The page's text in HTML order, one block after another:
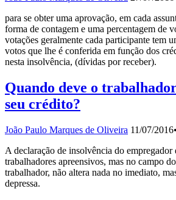
para se obter uma aprovação, em cada
forma de contagem e uma percentagem de
votações geralmente cada participante tem
votos que lhe é conferida em função dos
nesta insolvência, (dívidas por receber).
Quando deve o
seu crédito?
João Paulo Marques de Oliveira 11/07/2016•
A declaração de insolvência do empregador
trabalhadores apreensivos, mas no campo
trabalhador, não altera nada no imediato,
depressa.